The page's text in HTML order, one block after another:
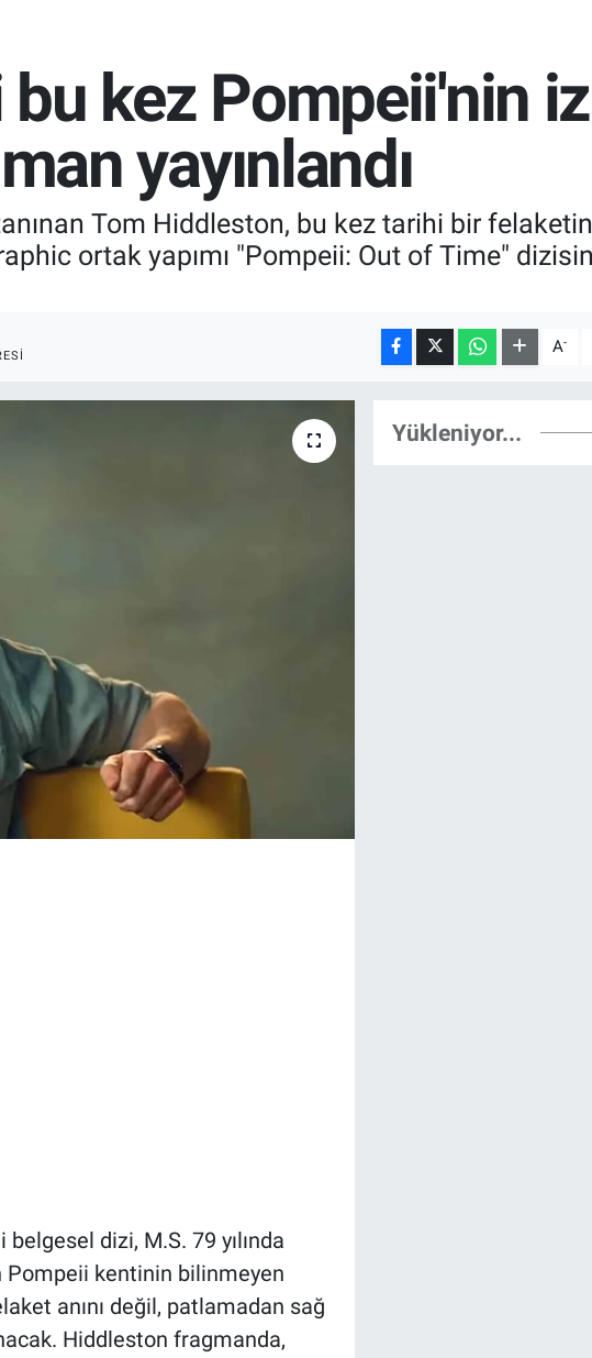
bu kez Pompeii'nin
yayınlandı
Tom Hiddleston, bu kez tarihi bir
ortak yapımı "Pompeii: Out of Time"
A-
dizi, M.S. 79 yılında
Pompeii kentinin bilinmeyen
anını değil, patlamadan sağ
Hiddleston fragmanda,
Yükleniyor...